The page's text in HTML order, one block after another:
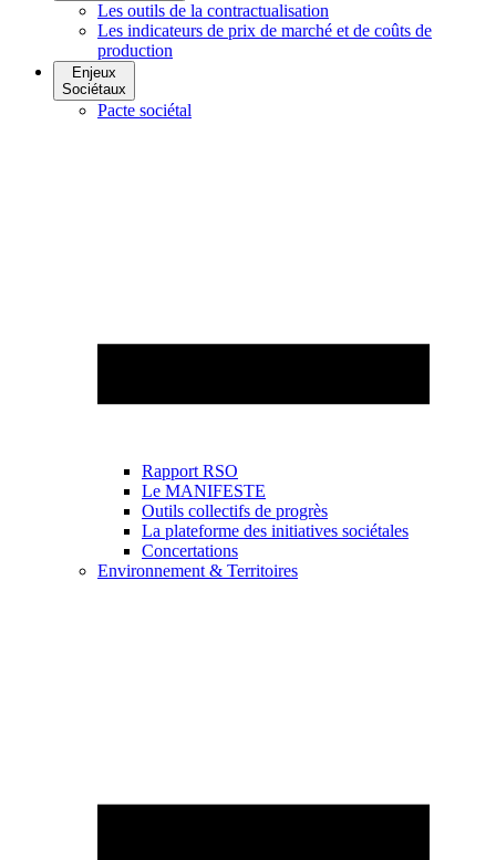
Les outils de la contractualisation
Les indicateurs de prix de marché et de coûts de
production
Enjeux
Sociétaux
Pacte sociétal
Rapport RSO
Le MANIFESTE
Outils collectifs de progrès
La plateforme des initiatives sociétales
Concertations
Environnement & Territoires